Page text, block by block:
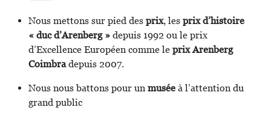
Nous mettons sur pied des prix, les prix d’histoire
« duc d’Arenberg » depuis 1992 ou le prix
d’Excellence Européen comme le prix Arenberg
Coimbradepuis 2007.
Nous nous battons pour un musée à l’attention du
grand public